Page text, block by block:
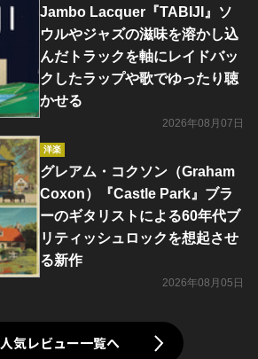
Jambo Lacquer『TABIJI』ソ
ウルやジャズの滋味を溶かし込
んだトラックを軸にレイドバッ
クしたラップや歌でゆったり聴
かせる
2026年08月07日
洋楽
グレアム・コクソン（Graham
Coxon）『Castle Park』ブラ
ーのギタリストによる60年代ブ
リティッシュロックを想起させ
る新作
2026年08月05日
人気レビュー一覧へ